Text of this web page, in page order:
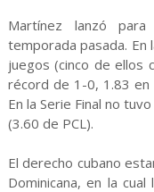
Martínez lanzó
temporada pasada.
juegos (cinco de ellos
récord de 1-0, 1.83
En la Serie Final no
(3.60 de PCL).
El derecho cubano
Dominicana, en la